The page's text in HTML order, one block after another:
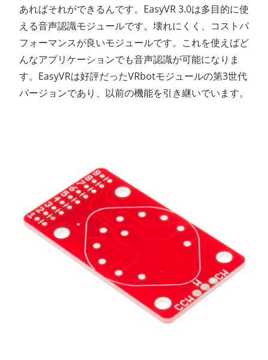
あればそれができるんです。EasyVR 3.0は多目的に使
える音声認識モジュールです。壊れにくく、コストパ
フォーマンスが良いモジュールです。これを使えばど
んなアプリケーションでも音声認識が可能になりま
す。EasyVRは好評だったVRbotモジュールの第3世代
パージョンであり、以前の機能を引き継いでいます。